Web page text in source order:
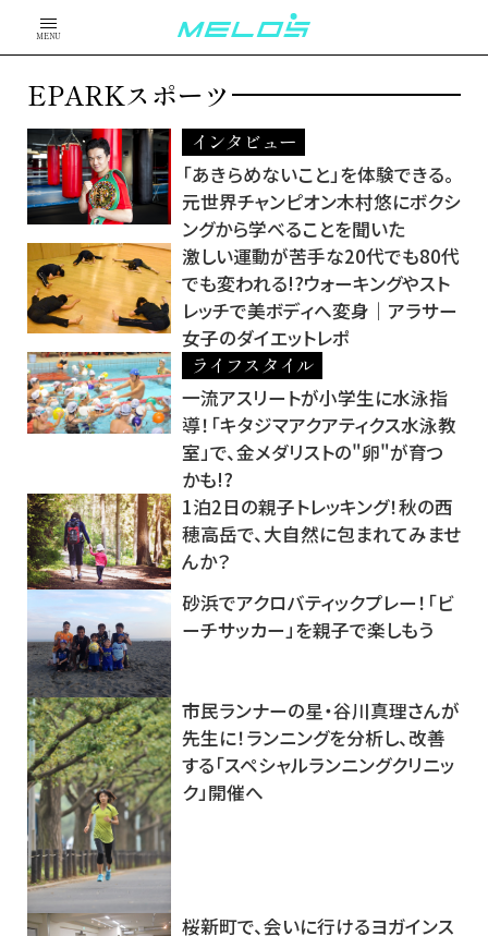
MENU
EPARKスポーツ
インタビュー
「あきらめないこと」を体験できる。
元世界チャンピオン木村悠にボクシ
ングから学べることを聞いた
激しい運動が苦手な20代でも80代
でも変われる!?ウォーキングやスト
レッチで美ボディへ変身｜アラサー
女子のダイエットレポ
ライフスタイル
一流アスリートが小学生に水泳指
導！「キタジマアクアティクス水泳教
室」で、金メダリストの"卵"が育つ
かも!?
1泊2日の親子トレッキング！秋の西
穂高岳で、大自然に包まれてみませ
んか？
砂浜でアクロバティックプレー！「ビ
ーチサッカー」を親子で楽しもう
市民ランナーの星・谷川真理さんが
先生に！ランニングを分析し、改善
する「スペシャルランニングクリニッ
ク」開催へ
桜新町で、会いに行けるヨガインス